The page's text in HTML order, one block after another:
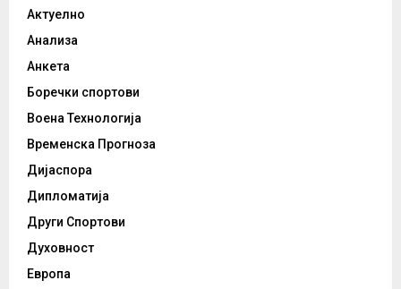
Актуелно
Анализа
Анкета
Боречки спортови
Воена Технологија
Временска Прогноза
Дијаспора
Дипломатија
Други Спортови
Духовност
Европа